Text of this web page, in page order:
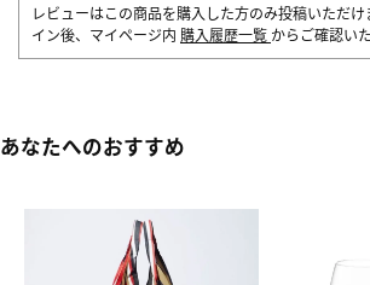
レビューはこの商品を購入した方のみ投稿いただ
イン後、マイページ内 購入履歴一覧 からご確認い
あなたへのおすすめ